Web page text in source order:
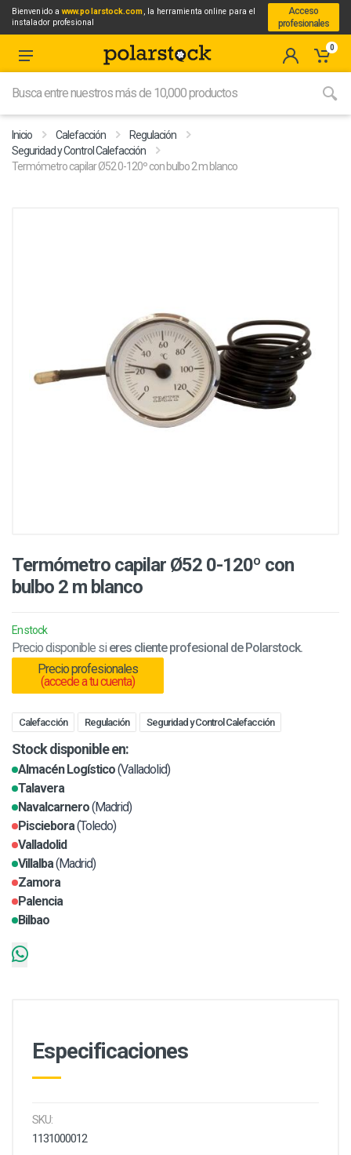
Bienvenido awww.polarstock.com, la herramienta online para el
instalador profesional
Acceso
profesionales
0
Inicio Calefacción
Regulación
Seguridad y Control Calefacción
Termómetro capilar Ø52 0-120º con bulbo 2 m blanco
Termómetro capilar Ø52 0-120º con
bulbo 2 m blanco
En stock
Precio disponible si eres cliente profesional de Polarstock.
Precio profesionales
(accede a tu cuenta)
Calefacción Regulación Seguridad y Control Calefacción
Stock disponible en:
Almacén Logístico(Valladolid)
Talavera
Navalcarnero(Madrid)
Pisciebora(Toledo)
Valladolid
Villalba(Madrid)
Zamora
Palencia
Bilbao
Especificaciones
SKU:
1131000012